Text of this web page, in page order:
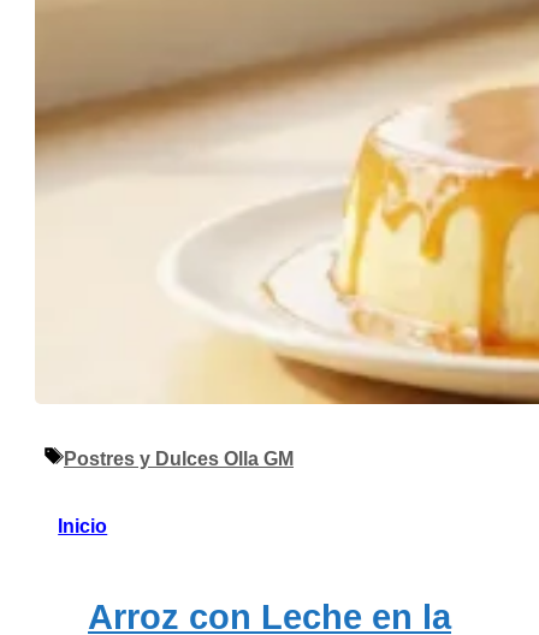
Etiquetas
Postres y Dulces Olla GM
Inicio
Arroz con Leche en la